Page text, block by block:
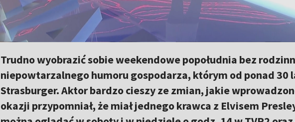
Trudno wyobrazić sobie weekendowe popołudnia bez
niepowtarzalnego humoru gospodarza, którym od ponad 30
Strasburger. Aktor bardzo cieszy ze zmian, jakie
okazji przypomniał, że miał jednego krawca z Elvisem